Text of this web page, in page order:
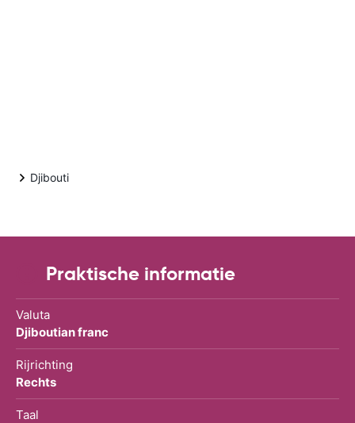
Djibouti
Praktische informatie
Valuta
Djiboutian franc
Rijrichting
Rechts
Taal